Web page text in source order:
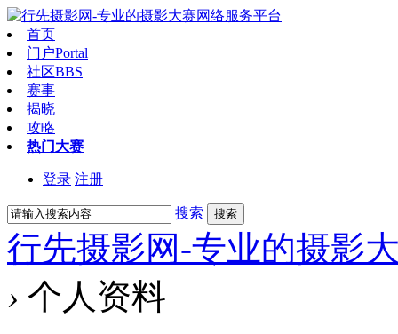
首页
门户Portal
社区BBS
赛事
揭晓
攻略
热门大赛
登录 注册
搜索 搜索
行先摄影网-专业的摄影
› 个人资料